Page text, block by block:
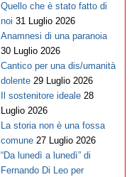
Quello che è stato fatto di
noi 31 Luglio 2026
Anamnesi di una paranoia
30 Luglio 2026
Cantico per una dis/umanità
dolente 29 Luglio 2026
Il sostenitore ideale 28
Luglio 2026
La storia non è una fossa
comune 27 Luglio 2026
“Da lunedì a lunedì” di
Fernando Di Leo per